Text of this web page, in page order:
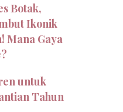
Botak,
Ikonik
Mana Gaya
untuk
Tahun